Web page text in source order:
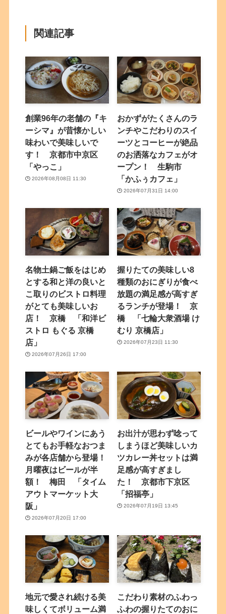
関連記事
創業96年の老舗の『キ
ーシマ』が昔懐かしい
味わいで美味しいで
す！ 京都市中京区
「やっこ」
2026年08月08日 11:30
おかずがたくさんのラ
ンチやこだわりのスイ
ーツとコーヒーが絶品
のお洒落なカフェがオ
ープン！ 生駒市
「かふぅカフェ」
2026年07月31日 14:00
名物土鍋ご飯をはじめ
とする和と洋の良いと
こ取りのビストロ料理
がとても美味しいお
店！ 京橋 「和洋ビ
ストロ もぐる 京橋
店」
2026年07月26日 17:00
握りたての美味しい8
種類のおにぎりが食べ
放題の満足感が高すぎ
るランチが登場！ 京
橋 「七輪大衆酒場 け
むり 京橋店」
2026年07月23日 11:30
ビールやワインにあう
とてもお手軽なおつま
みが各店舗から登場！
月曜夜はビールが半
額！ 梅田 「タイム
アウトマーケット大
阪」
2026年07月20日 17:00
お出汁が思わず唸って
しまうほど美味しいカ
ツカレー丼セットは満
足感が高すぎまし
た！ 京都市下京区
「招福亭」
2026年07月19日 13:45
地元で愛され続ける美
味しくてボリューム満
こだわり素材のふわっ
ふわの握りたてのおに